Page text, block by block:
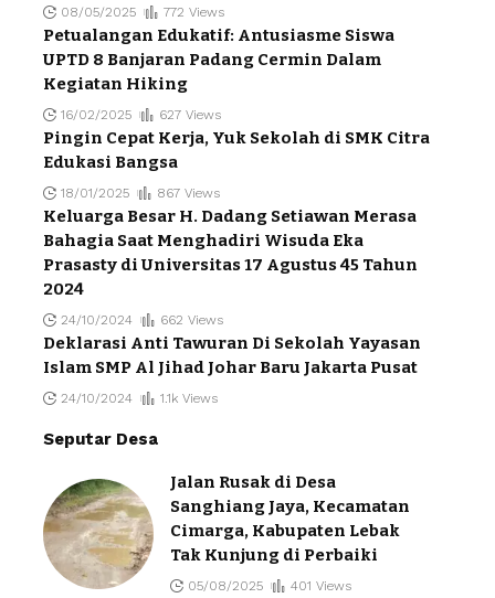
08/05/2025 772 Views
Petualangan Edukatif: Antusiasme Siswa
UPTD 8 Banjaran Padang Cermin Dalam
Kegiatan Hiking
16/02/2025 627 Views
Pingin Cepat Kerja, Yuk Sekolah di SMK Citra
Edukasi Bangsa
18/01/2025 867 Views
Keluarga Besar H. Dadang Setiawan Merasa
Bahagia Saat Menghadiri Wisuda Eka
Prasasty di Universitas 17 Agustus 45 Tahun
2024
24/10/2024 662 Views
Deklarasi Anti Tawuran Di Sekolah Yayasan
Islam SMP Al Jihad Johar Baru Jakarta Pusat
24/10/2024 1.1k Views
Seputar Desa
Jalan Rusak di Desa
Sanghiang Jaya, Kecamatan
Cimarga, Kabupaten Lebak
Tak Kunjung di Perbaiki
05/08/2025 401 Views